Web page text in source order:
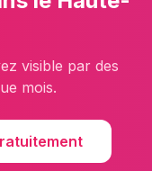
visible par des
mois.